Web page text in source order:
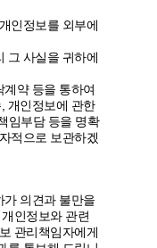
인정보를 외부에
그 사실을 귀하에
약 등을 통하여
개인정보에 관한
임부담 등을 명확
적으로 보관하겠
가 의견과 불만을
인정보와 관련
관리책임자에게